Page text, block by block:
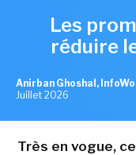
Les
réduire
Anirban Ghoshal,
Juillet 2026
Très en vogue,